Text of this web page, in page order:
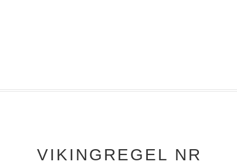
VIKINGREGEL NR